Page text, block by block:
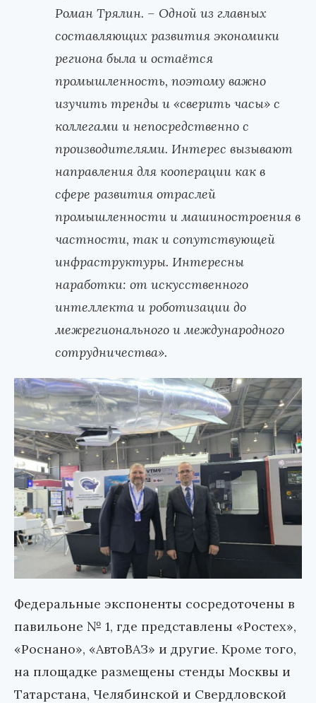
Роман Трялин. – Одной из главных
составляющих развития экономики
региона была и остаётся
промышленность, поэтому важно
изучить тренды и «сверить часы» с
коллегами и непосредственно с
производителями. Интерес вызывают
направления для кооперации как в
сфере развития отраслей
промышленности и машиностроения в
частности, так и сопутствующей
инфраструктуры. Интересны
наработки: от искусственного
интеллекта и роботизации до
межрегионального и международного
сотрудничества».
Федеральные экспоненты сосредоточены в
павильоне № 1, где представлены «Ростех»,
«Роснано», «АвтоВАЗ» и другие. Кроме того,
на площадке размещены стенды Москвы и
Татарстана, Челябинской и Свердловской